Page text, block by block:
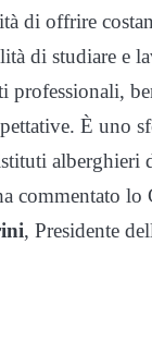
di offrire
di studiare e
professionali,
È uno
alberghieri
commentato lo
, Presidente